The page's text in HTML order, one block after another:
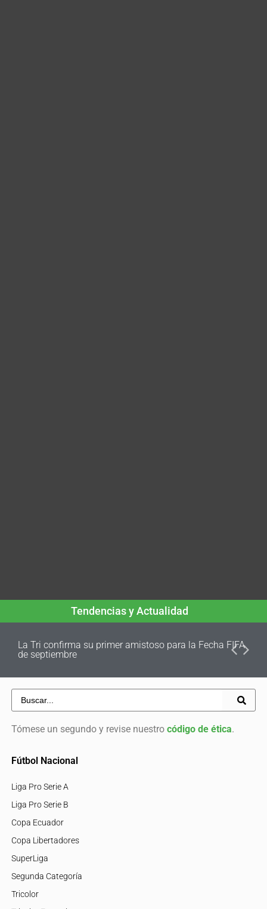
Tendencias y Actualidad
La Tri confirma su primer amistoso para la Fecha FIFA
de septiembre
Tómese un segundo y revise nuestro código de ética.
Fútbol Nacional
Liga Pro Serie A
Liga Pro Serie B
Copa Ecuador
Copa Libertadores
SuperLiga
Segunda Categoría
Tricolor